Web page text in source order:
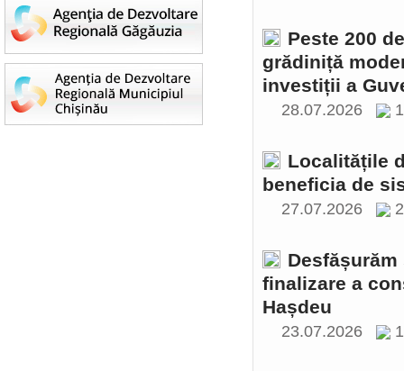
Peste 200
grădiniță
investiții a
28.07.2026
Localitățile
beneficia de
27.07.2026
finalizare a
Hașdeu
23.07.2026